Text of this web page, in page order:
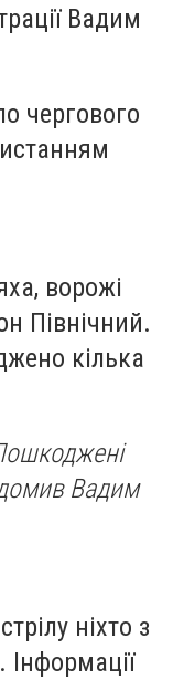
Вадим
чергового
ворожі
Північний.
кілька
Вадим
ніхто з